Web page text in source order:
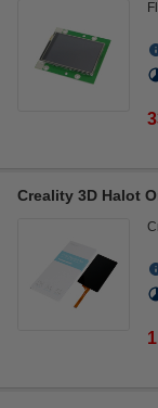
Creality 3D Halot